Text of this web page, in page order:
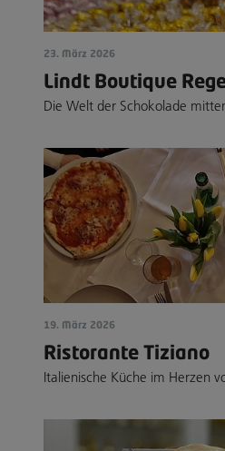
23. März 2026
Lindt Boutique
Die Welt der Schokolade
19. März 2026
Ristorante Tiziano
Italienische Küche im Herzen